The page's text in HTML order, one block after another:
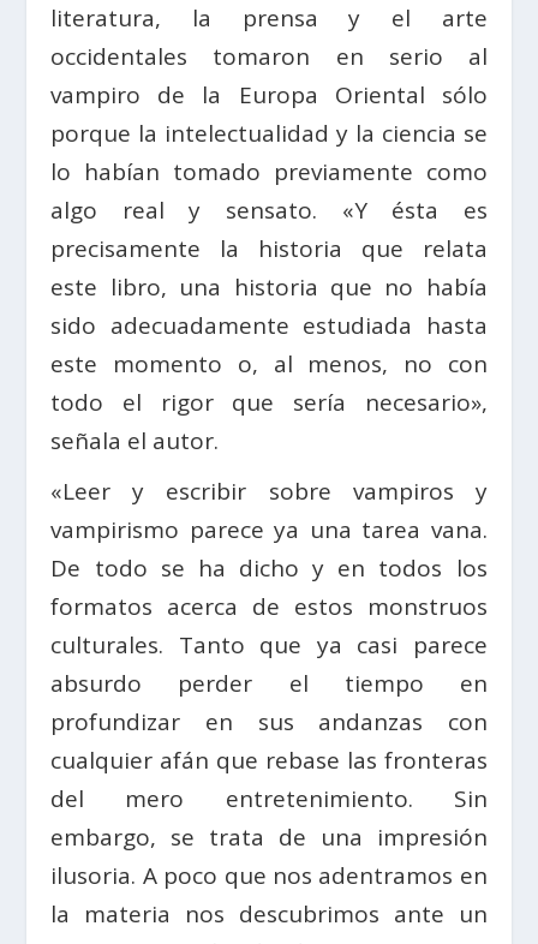
literatura, la prensa y el arte
occidentales tomaron en serio al
vampiro de la Europa Oriental sólo
porque la intelectualidad y la ciencia se
lo habían tomado previamente como
algo real y sensato. «Y ésta es
precisamente la historia que relata
este libro, una historia que no había
sido adecuadamente estudiada hasta
este momento o, al menos, no con
todo el rigor que sería necesario»,
señala el autor.
«Leer y escribir sobre vampiros y
vampirismo parece ya una tarea vana.
De todo se ha dicho y en todos los
formatos acerca de estos monstruos
culturales. Tanto que ya casi parece
absurdo perder el tiempo en
profundizar en sus andanzas con
cualquier afán que rebase las fronteras
del mero entretenimiento. Sin
embargo, se trata de una impresión
ilusoria. A poco que nos adentramos en
la materia nos descubrimos ante un